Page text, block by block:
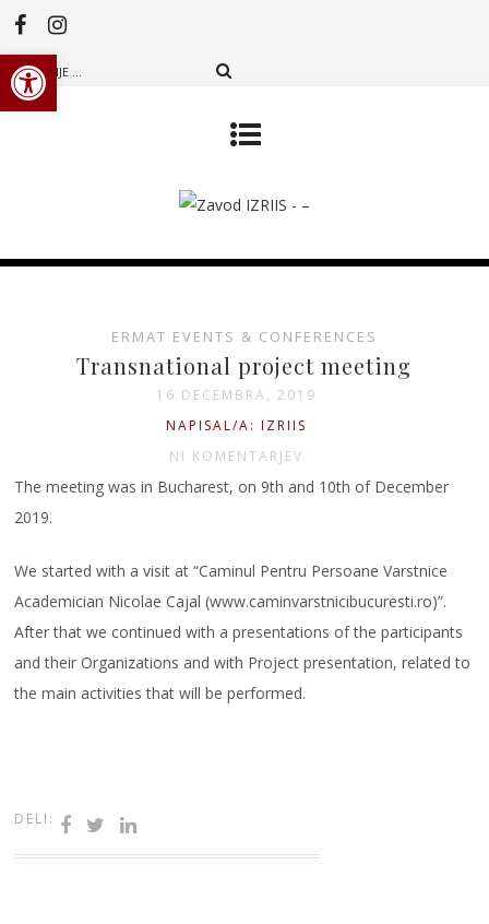
Open toolbar
ERMAT EVENTS & CONFERENCES
Transnational project meeting
16 DECEMBRA, 2019
NAPISAL/A: IZRIIS
NI KOMENTARJEV
The meeting was in Bucharest, on 9th and 10th of December
2019.
We started with a visit at “Caminul Pentru Persoane Varstnice
Academician Nicolae Cajal (www.caminvarstnicibucuresti.ro)”.
After that we continued with a presentations of the participants
and their Organizations and with Project presentation, related to
the main activities that will be performed.
DELI: